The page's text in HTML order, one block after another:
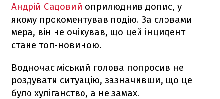
Андрій Садовий оприлюднив допис, у
якому прокоментував подію. За словами
мера, він не очікував, що цей інцидент
стане топ-новиною.
Водночас міський голова попросив не
роздувати ситуацію, зазначивши, що це
було хуліганство, а не замах.